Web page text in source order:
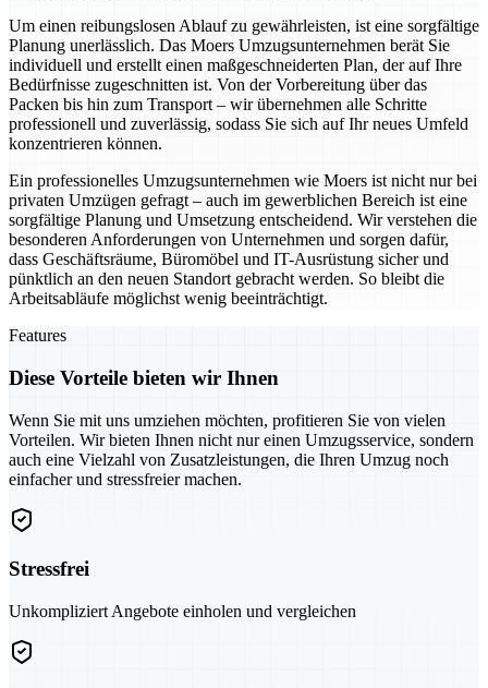
Um einen reibungslosen Ablauf zu gewährleisten, ist eine sorgfältige
Planung unerlässlich. Das Moers Umzugsunternehmen berät Sie
individuell und erstellt einen maßgeschneiderten Plan, der auf Ihre
Bedürfnisse zugeschnitten ist. Von der Vorbereitung über das
Packen bis hin zum Transport – wir übernehmen alle Schritte
professionell und zuverlässig, sodass Sie sich auf Ihr neues Umfeld
konzentrieren können.
Ein professionelles Umzugsunternehmen wie Moers ist nicht nur bei
privaten Umzügen gefragt – auch im gewerblichen Bereich ist eine
sorgfältige Planung und Umsetzung entscheidend. Wir verstehen die
besonderen Anforderungen von Unternehmen und sorgen dafür,
dass Geschäftsräume, Büromöbel und IT-Ausrüstung sicher und
pünktlich an den neuen Standort gebracht werden. So bleibt die
Arbeitsabläufe möglichst wenig beeinträchtigt.
Features
Diese Vorteile bieten wir Ihnen
Wenn Sie mit uns umziehen möchten, profitieren Sie von vielen
Vorteilen. Wir bieten Ihnen nicht nur einen Umzugsservice, sondern
auch eine Vielzahl von Zusatzleistungen, die Ihren Umzug noch
einfacher und stressfreier machen.
Stressfrei
Unkompliziert Angebote einholen und vergleichen